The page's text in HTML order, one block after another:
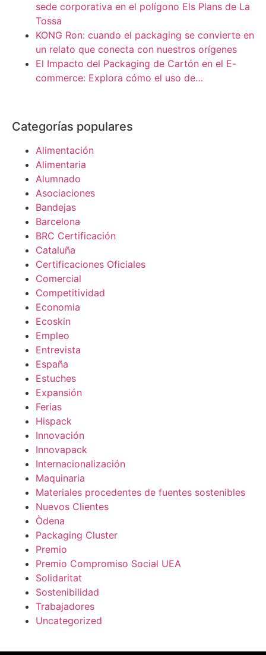
sede corporativa en el polígono Els Plans de La
Tossa
KONG Ron: cuando el packaging se convierte en
un relato que conecta con nuestros orígenes
El Impacto del Packaging de Cartón en el E-
commerce: Explora cómo el uso de…
Categorías populares
Alimentación
Alimentaria
Alumnado
Asociaciones
Bandejas
Barcelona
BRC Certificación
Cataluña
Certificaciones Oficiales
Comercial
Competitividad
Economia
Ecoskin
Empleo
Entrevista
España
Estuches
Expansión
Ferias
Hispack
Innovación
Innovapack
Internacionalización
Maquinaria
Materiales procedentes de fuentes sostenibles
Nuevos Clientes
Òdena
Packaging Cluster
Premio
Premio Compromiso Social UEA
Solidaritat
Sostenibilidad
Trabajadores
Uncategorized